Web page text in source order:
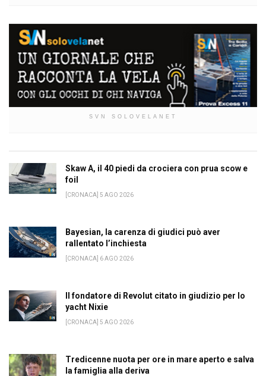
SVN SOLOVELANET
Skaw A, il 40 piedi da crociera con prua scow e
foil
[CRONACA] 5 AGO 2026
Bayesian, la carenza di giudici può aver
rallentato l’inchiesta
[CRONACA] 6 AGO 2026
Il fondatore di Revolut citato in giudizio per lo
yacht Nixie
[CRONACA] 5 AGO 2026
Tredicenne nuota per ore in mare aperto e salva
la famiglia alla deriva